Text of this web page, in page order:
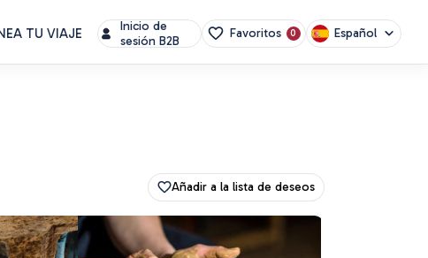
TU VIAJE
Inicio de
sesión B2B
Favoritos 0 Español
Añadir a la lista de deseos